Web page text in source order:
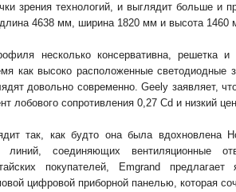
зрения технологий, и выглядит больше и
4638 мм, ширина 1820 мм и высота 1460
несколько консервативна, решетка
как высоко расположенные светодиодные
довольно современно. Geely заявляет,
лобового сопротивления 0,27 Cd и низкий
так, как будто она была вдохновлена
линий, соединяющих вентиляционные
покупателей, Emgrand предлагает
цифровой приборной панелью, которая